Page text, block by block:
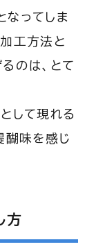
なってしま
工方法と
のは、とて
して現れる
醐味を感じ
方